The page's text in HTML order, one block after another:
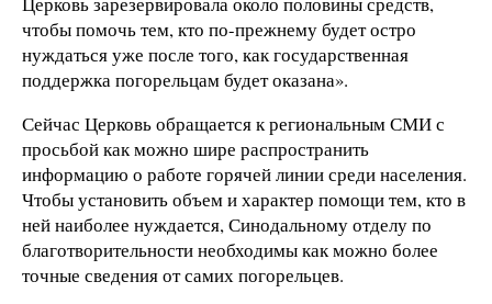
чтобы помочь тем, кто по-прежнему будет остро
нуждаться уже после того, как государственная
поддержка погорельцам будет оказана».
Сейчас Церковь обращается к региональным СМИ с
просьбой как можно шире распространить
информацию о работе горячей линии среди населения.
Чтобы установить объем и характер помощи тем, кто в
ней наиболее нуждается, Синодальному отделу по
благотворительности необходимы как можно более
точные сведения от самих погорельцев.